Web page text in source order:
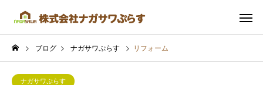
ブログ ナガサワぷらす リフォーム
ナガサワぷらす